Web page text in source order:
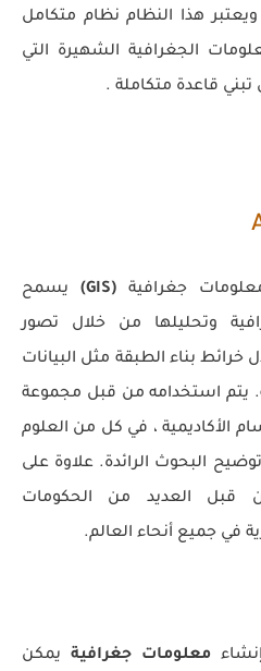
هذا النظام نظام متكامل
الجغرافية الشهيرة التي
تبني قاعدة متكاملة .
جغرافية (GIS)
يسمح
وتحليلها من خلال تصور
خرائط بناء الطبقة مثل البيانات
يتم استخدامه من قبل مجموعة
الأكاديمية ، في كل من العلوم
البحوث الرائدة. علاوة على
قبل العديد من الحكومات
في جميع أنحاء العالم.
إنشاءمعلومات جغرافية يمكن